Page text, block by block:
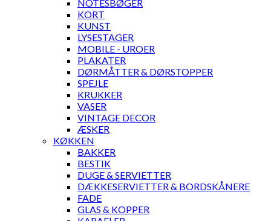
NOTESBØGER
KORT
KUNST
LYSESTAGER
MOBILE - UROER
PLAKATER
DØRMÅTTER & DØRSTOPPER
SPEJLE
KRUKKER
VASER
VINTAGE DECOR
ÆSKER
KØKKEN
BAKKER
BESTIK
DUGE & SERVIETTER
DÆKKESERVIETTER & BORDSKÅNERE
FADE
GLAS & KOPPER